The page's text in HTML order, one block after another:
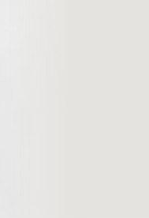
über den
im Sommer, die Seesauna
Idee für Entspannung auf
Vom Deck aus können